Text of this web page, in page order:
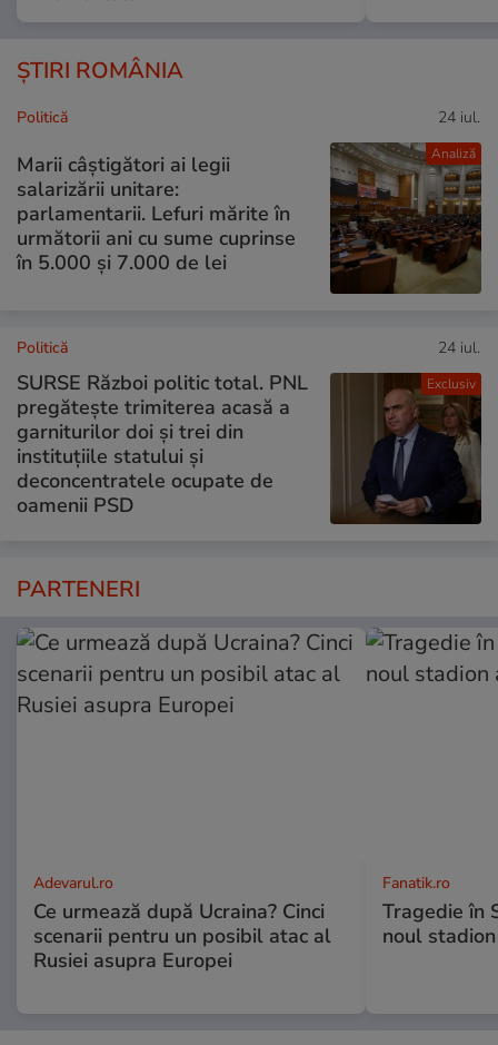
ȘTIRI ROMÂNIA
Analiză
Politică 24 iul.
Marii câștigători ai legii
salarizării unitare:
parlamentarii. Lefuri mărite în
următorii ani cu sume cuprinse
în 5.000 și 7.000 de lei
Exclusiv
Politică 24 iul.
SURSE Război politic total. PNL
pregătește trimiterea acasă a
garniturilor doi și trei din
instituțiile statului și
deconcentratele ocupate de
oamenii PSD
PARTENERI
Adevarul.ro
Ce urmează după Ucraina? Cinci
scenarii pentru un posibil atac al
Rusiei asupra Europei
Fanatik.ro
Tragedie în
noul